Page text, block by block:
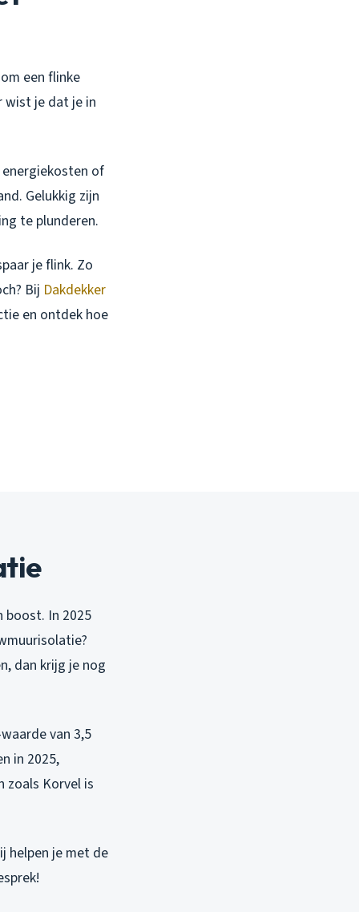
een flinke
wist je dat je in
of
Gelukkig zijn
te plunderen.
je flink. Zo
Bij Dakdekker
en ontdek hoe
boost. In 2025
dan krijg je nog
van 3,5
in 2025,
zoals Korvel is
helpen je met de